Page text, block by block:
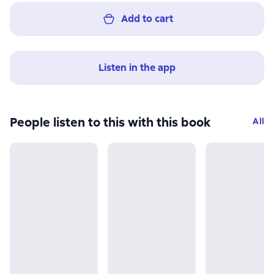
Add to cart
Listen in the app
People listen to this with this book All